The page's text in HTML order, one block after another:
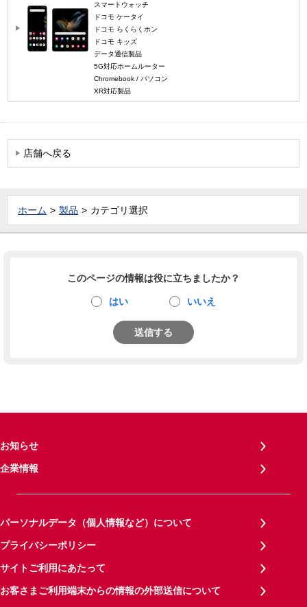
スマートウォッチ
ドコモ ケータイ
ドコモ らくらくホン
ドコモ キッズ
データ通信製品
5G対応ホームルーター
Chromebook / パソコン
XR対応製品
店舗へ戻る
ホーム 製品 カテゴリ選択
このページの情報は役に立ちましたか？
はい いいえ
送信する
お知らせ
企業情報
パーソナルデータ（個人情報など）について
プライバシーポリシー
サイトご利用にあたって
お客さまご利用端末からの情報の外部送信について